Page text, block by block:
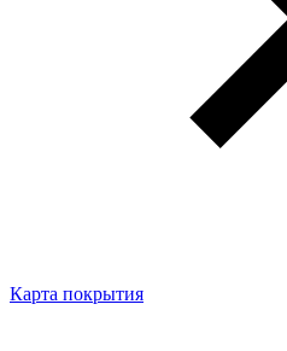
Карта покрытия